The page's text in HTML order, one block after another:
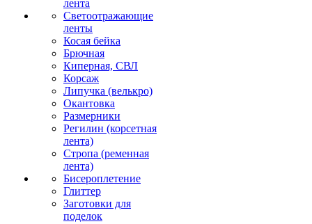
лента
Светоотражающие
ленты
Косая бейка
Брючная
Киперная, СВЛ
Корсаж
Липучка (велькро)
Окантовка
Размерники
Регилин (корсетная
лента)
Стропа (ременная
лента)
Бисероплетение
Глиттер
Заготовки для
поделок